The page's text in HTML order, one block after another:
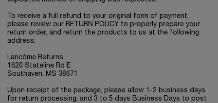
To receive a full refund to your original form of payment,
please review our RETURN POLICY to properly prepare your
return order, and return the products to us at the following
address:
Lancôme Returns
1620 Stateline Rd E
Southaven, MS 38671
Upon receipt of the package, please allow 1-2 business days
for return processing, and 3 to 5 days Business Days to post